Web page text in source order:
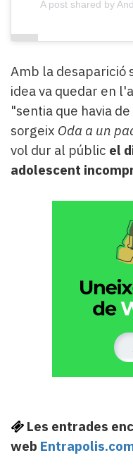
A post shared by
Amb la desaparició
idea va quedar en
"sentia que havia
sorgeix Oda a un
vol dur al públic el
adolescent
Les entrades
web